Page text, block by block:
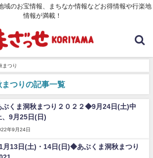
域のお宝情報、まちなか情報などお得情報や行楽地
情報が満載！
まつり
つりの記事一覧
ぶくま洞秋まつり２０２２◆9月24日(土)中
、9月25日(日)
年9月24日
月13日(土)・14日(日)◆あぶくま洞秋まつり